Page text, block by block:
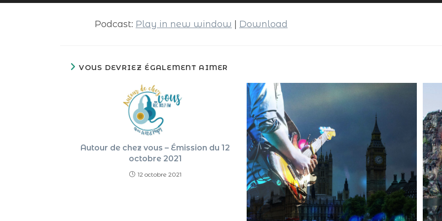
audio
Podcast: Play in new window Download
VOUS DEVRIEZ ÉGALEMENT AIMER
Autour de chez vous – Émission du 12
octobre 2021
12 octobre 2021